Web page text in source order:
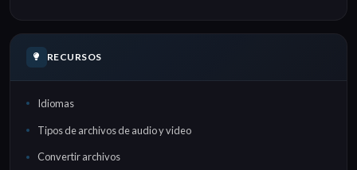
RECURSOS
Idiomas
Tipos de archivos de audio y video
Convertir archivos